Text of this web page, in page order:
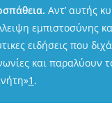
Αντ’ αυτής
εμπιστοσύνης
ειδήσεις που
και παραλύουν
1 .